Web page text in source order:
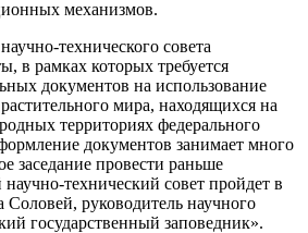
механизмов.
технического совета
в рамках которых требуется
документов на использование
мира, находящихся на
территориях федерального
документов занимает много
заседание провести раньше
технический совет пройдет в
Соловей, руководитель научного
государственный заповедник».